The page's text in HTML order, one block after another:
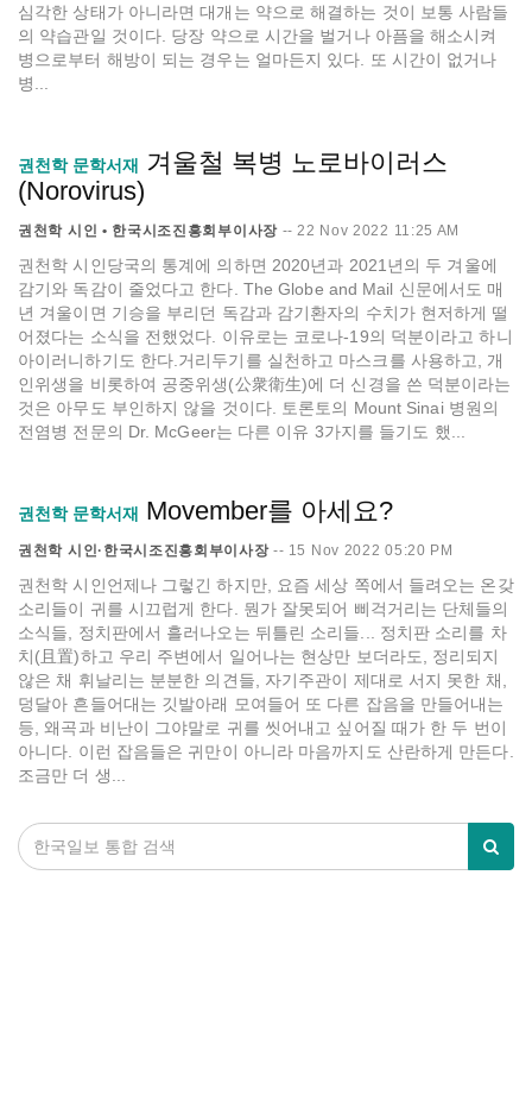
심각한 상태가 아니라면 대개는 약으로 해결하는 것이 보통 사람들
의 약습관일 것이다. 당장 약으로 시간을 벌거나 아픔을 해소시켜
병으로부터 해방이 되는 경우는 얼마든지 있다. 또 시간이 없거나
병...
권천학 문학서재
겨울철 복병 노로바이러스
(Norovirus)
권천학 시인 • 한국시조진흥회부이사장 -- 22 Nov 2022 11:25 AM
권천학 시인당국의 통계에 의하면 2020년과 2021년의 두 겨울에
감기와 독감이 줄었다고 한다. The Globe and Mail 신문에서도 매
년 겨울이면 기승을 부리던 독감과 감기환자의 수치가 현저하게 떨
어졌다는 소식을 전했었다. 이유로는 코로나-19의 덕분이라고 하니
아이러니하기도 한다.거리두기를 실천하고 마스크를 사용하고, 개
인위생을 비롯하여 공중위생(公衆衛生)에 더 신경을 쓴 덕분이라는
것은 아무도 부인하지 않을 것이다. 토론토의 Mount Sinai 병원의
전염병 전문의 Dr. McGeer는 다른 이유 3가지를 들기도 했...
권천학 문학서재 Movember를 아세요?
권천학 시인·한국시조진흥회부이사장-- 15 Nov 2022 05:20 PM
권천학 시인언제나 그렇긴 하지만, 요즘 세상 쪽에서 들려오는 온갖
소리들이 귀를 시끄럽게 한다. 뭔가 잘못되어 삐걱거리는 단체들의
소식들, 정치판에서 흘러나오는 뒤틀린 소리들... 정치판 소리를 차
치(且置)하고 우리 주변에서 일어나는 현상만 보더라도, 정리되지
않은 채 휘날리는 분분한 의견들, 자기주관이 제대로 서지 못한 채,
덩달아 흔들어대는 깃발아래 모여들어 또 다른 잡음을 만들어내는
등, 왜곡과 비난이 그야말로 귀를 씻어내고 싶어질 때가 한 두 번이
아니다. 이런 잡음들은 귀만이 아니라 마음까지도 산란하게 만든다.
조금만 더 생...